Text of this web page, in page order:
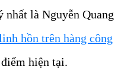
nhất là Nguyễn Quang
hồn trên hàng công
hiện tại.